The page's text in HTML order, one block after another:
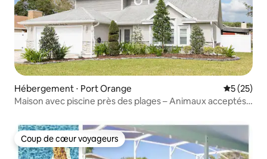
Hébergement ⋅ Port Orange
5 (25)
Maison avec piscine près des plages – Animaux acceptés –
Coup de cœur voyageurs
Coup de cœur voyageurs